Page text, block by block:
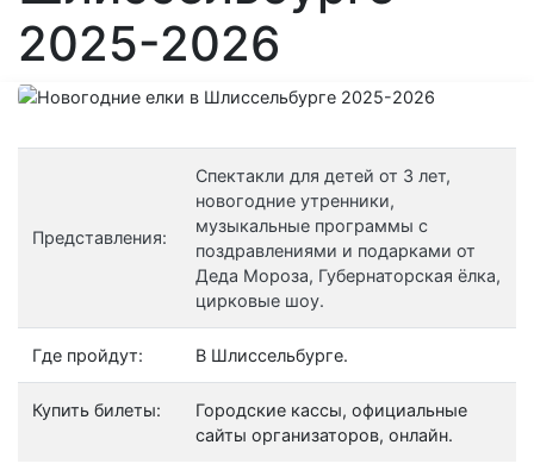
2025-2026
Представления:
Спектакли для детей от 3 лет,
новогодние утренники,
музыкальные программы с
поздравлениями и подарками от
Деда Мороза, Губернаторская ёлка,
цирковые шоу.
Где пройдут: В Шлиссельбурге.
Купить билеты:
Городские кассы, официальные
сайты организаторов, онлайн.